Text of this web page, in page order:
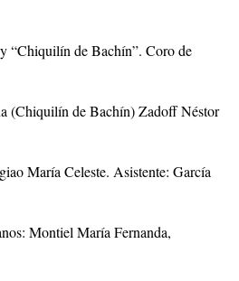
“Chiquilín de Bachín”. Coro de
(Chiquilín de Bachín) Zadoff Néstor
María Celeste. Asistente: García
Montiel María Fernanda,